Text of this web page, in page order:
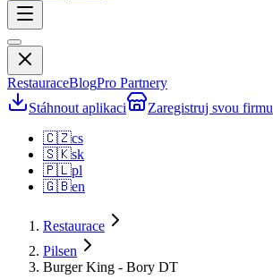
RestauraceBlogPro Partnery
Stáhnout aplikaci
Zaregistruj svou firmu
🇨🇿cs
🇸🇰sk
🇵🇱pl
🇬🇧en
Restaurace
Pilsen
Burger King - Bory DT